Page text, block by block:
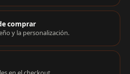
comprar
y la personalización.